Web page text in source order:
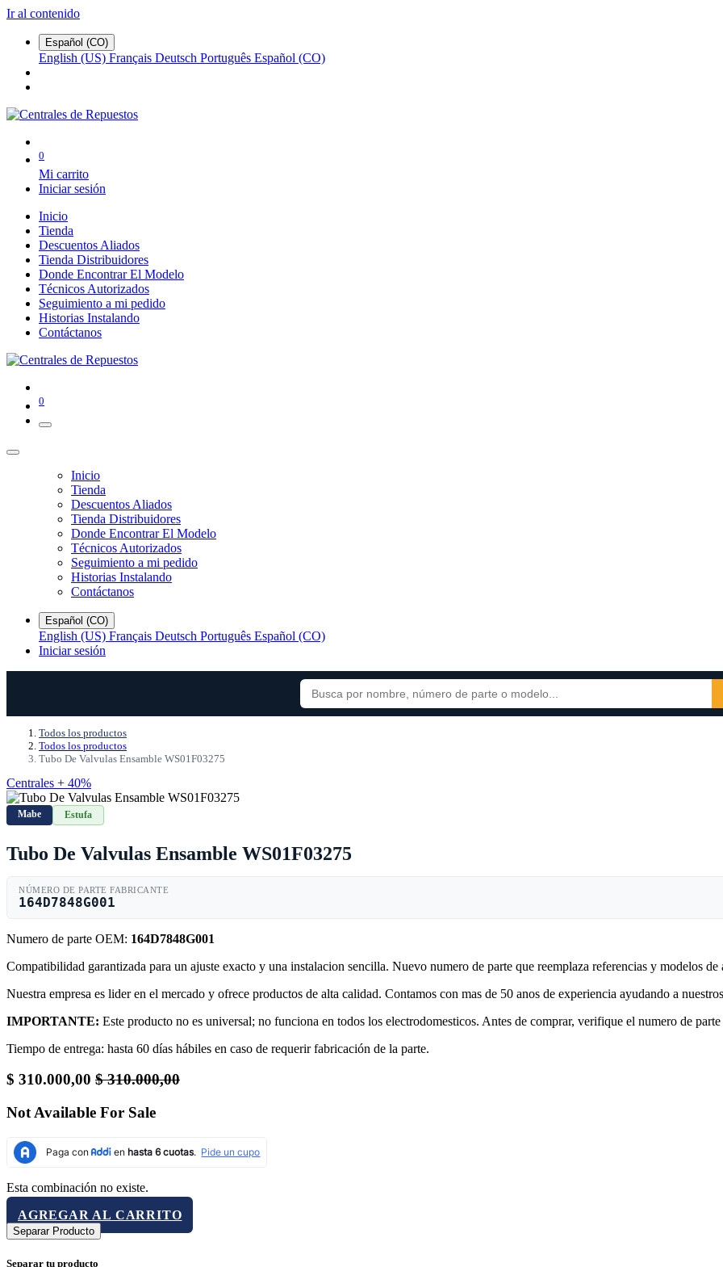
Ir al contenido
Español (CO)
English (US) Français Deutsch Português Español (CO)
0
Mi carrito
Iniciar sesión
Inicio
Tienda
Descuentos Aliados
Tienda Distribuidores
Donde Encontrar El Modelo
Técnicos Autorizados
Seguimiento a mi pedido
Historias Instalando
Contáctanos
0
Inicio
Tienda
Descuentos Aliados
Tienda Distribuidores
Donde Encontrar El Modelo
Técnicos Autorizados
Seguimiento a mi pedido
Historias Instalando
Contáctanos
Español (CO)
English (US) Français Deutsch Português Español (CO)
Iniciar sesión
Todos los productos
Todos los productos
Tubo De Valvulas Ensamble WS01F03275
Centrales + 40%
Mabe Estufa
Tubo De Valvulas Ensamble WS01F03275
NÚMERO DE PARTE FABRICANTE
164D7848G001
Numero de parte OEM: 164D7848G001
Compatibilidad garantizada para un ajuste exacto y una instalacion sencilla. Nuevo numero de parte que reemplaza referencias y modelos de
Nuestra empresa es lider en el mercado y ofrece productos de alta calidad. Contamos con mas de 50 anos de experiencia ayudando a
IMPORTANTE: Este producto no es universal; no funciona en todos los electrodomesticos. Antes de comprar, verifique el numero de
Tiempo de entrega: hasta 60 días hábiles en caso de requerir fabricación de la parte.
$ 310.000,00 $310.000,00
Not Available For Sale
Esta combinación no existe.
AGREGAR AL CARRITO
Separar Producto
Separar tu producto